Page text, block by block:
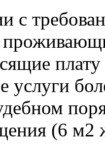
с
услуги
(6 м2